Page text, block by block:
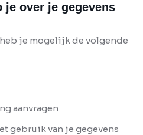
je over je gegevens
je mogelijk de volgende
aanvragen
gebruik van je gegevens